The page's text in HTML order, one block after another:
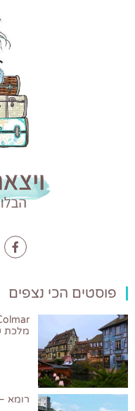
פוסטים הכי נצפים
מלכת
רומא – 4 ימים בעיר ללא